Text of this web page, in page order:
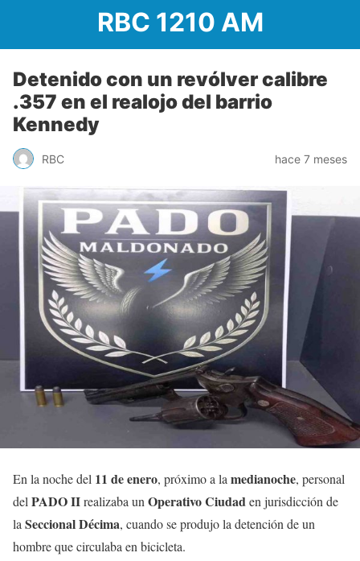
RBC 1210 AM
Detenido con un revólver calibre
.357 en el realojo del barrio
Kennedy
RBC hace 7 meses
En la noche del 11 de enero, próximo a la medianoche, personal
del PADO IIrealizaba un Operativo Ciudad en jurisdicción de
la Seccional Décima, cuando se produjo la detención de un
hombre que circulaba en bicicleta.